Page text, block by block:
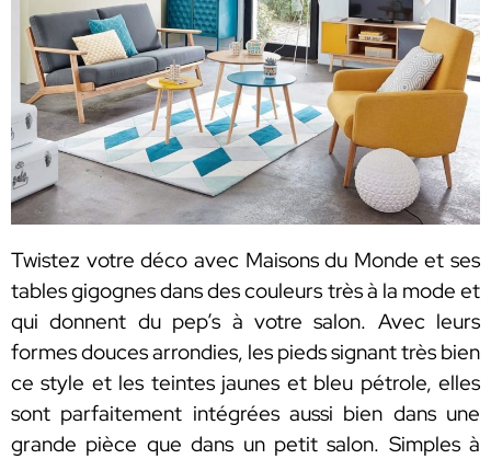
Twistez votre déco avec Maisons du Monde et ses
tables gigognes dans des couleurs très à la mode et
qui donnent du pep’s à votre salon. Avec leurs
formes douces arrondies, les pieds signant très bien
ce style et les teintes jaunes et bleu pétrole, elles
sont parfaitement intégrées aussi bien dans une
grande pièce que dans un petit salon. Simples à